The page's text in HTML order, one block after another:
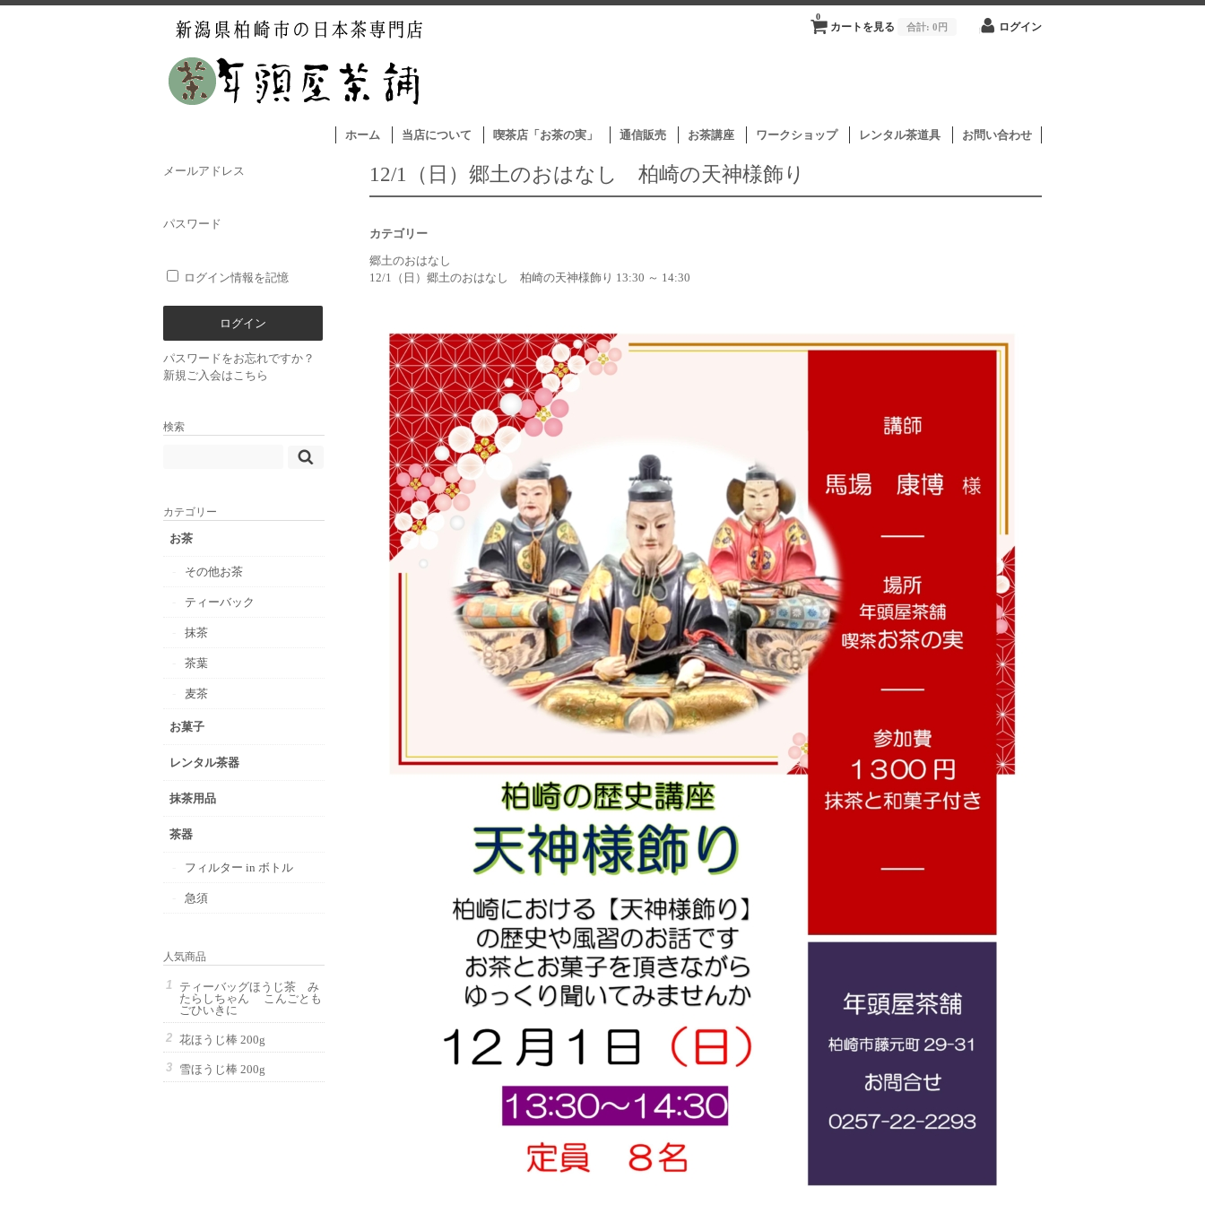
カートを見る
0
合計: 0円 ログイン
ホーム 当店について 喫茶店「お茶の実」 通信販売 お茶講座 ワークショップ レンタル茶道具 お問い合わせ
12/1（日）郷土のおはなし 柏崎の天神様飾り
カテゴリー
郷土のおはなし
12/1（日）郷土のおはなし 柏崎の天神様飾り 13:30 ～ 14:30
メールアドレス
パスワード
ログイン情報を記憶
パスワードをお忘れですか？
新規ご入会はこちら
検索
カテゴリー
お茶
その他お茶
ティーバック
抹茶
茶葉
麦茶
お菓子
レンタル茶器
抹茶用品
茶器
フィルター in ボトル
急須
人気商品
ティーバッグほうじ茶 み
たらしちゃん こんごとも
ごひいきに
花ほうじ棒 200g
雪ほうじ棒 200g